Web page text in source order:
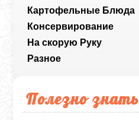
Картофельные Блюда
Консервирование
На скорую Руку
Разное
Полезно знать